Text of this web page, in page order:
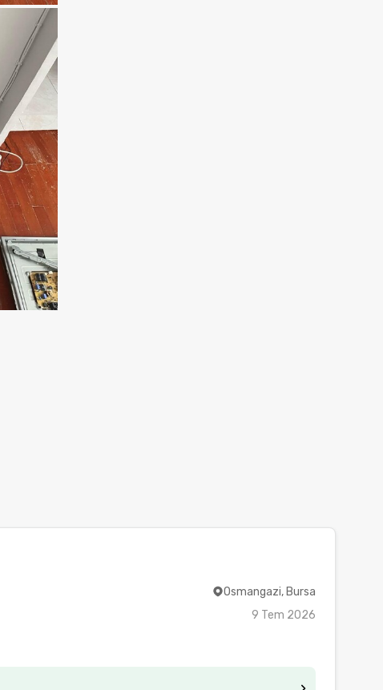
Osmangazi, Bursa
9 Tem 2026